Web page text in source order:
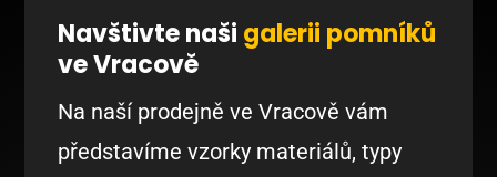
Navštivte naši galerii pomníků
ve Vracově
Na naší prodejně ve Vracově vám
představíme vzorky materiálů, typy